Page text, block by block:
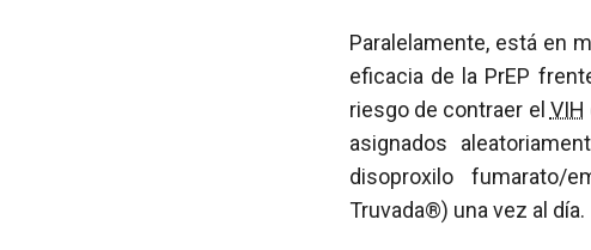
Paralelamente, está en
eficacia de la PrEP
riesgo de contraer el VIH
asignados
disoproxilo fumarato/
Truvada®) una vez al día.